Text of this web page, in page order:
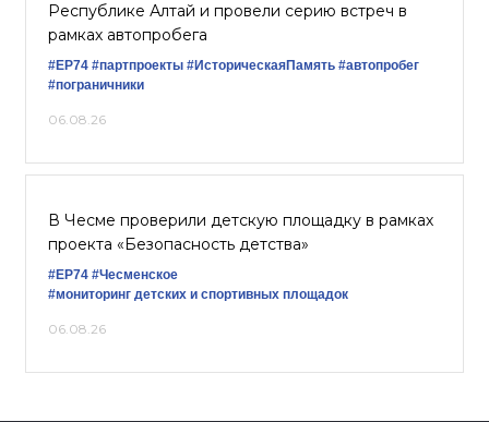
Республике Алтай и провели серию встреч в
рамках автопробега
#ЕР74 #партпроекты #ИсторическаяПамять #автопробег
#пограничники
06.08.26
В Чесме проверили детскую площадку в рамках
проекта «Безопасность детства»
#ЕР74 #Чесменское
#мониторинг детских и спортивных площадок
06.08.26